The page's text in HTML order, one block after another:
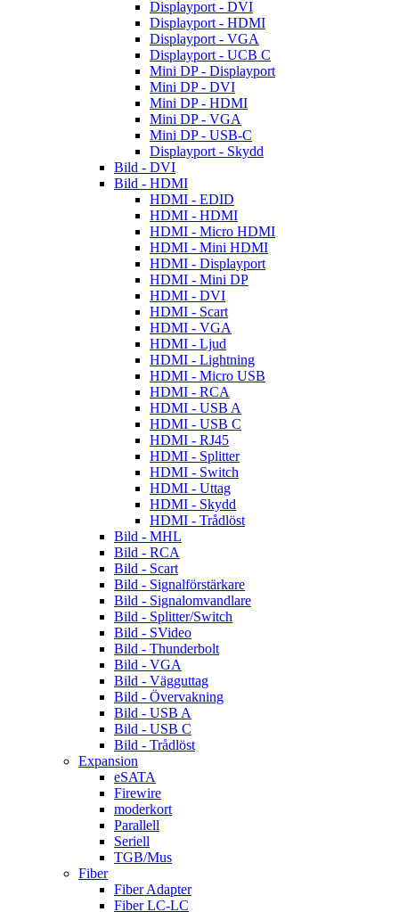
Displayport - DVI
Displayport - HDMI
Displayport - VGA
Displayport - UCB C
Mini DP - Displayport
Mini DP - DVI
Mini DP - HDMI
Mini DP - VGA
Mini DP - USB-C
Displayport - Skydd
Bild - DVI
Bild - HDMI
HDMI - EDID
HDMI - HDMI
HDMI - Micro HDMI
HDMI - Mini HDMI
HDMI - Displayport
HDMI - Mini DP
HDMI - DVI
HDMI - Scart
HDMI - VGA
HDMI - Ljud
HDMI - Lightning
HDMI - Micro USB
HDMI - RCA
HDMI - USB A
HDMI - USB C
HDMI - RJ45
HDMI - Splitter
HDMI - Switch
HDMI - Uttag
HDMI - Skydd
HDMI - Trådlöst
Bild - MHL
Bild - RCA
Bild - Scart
Bild - Signalförstärkare
Bild - Signalomvandlare
Bild - Splitter/Switch
Bild - SVideo
Bild - Thunderbolt
Bild - VGA
Bild - Vägguttag
Bild - Övervakning
Bild - USB A
Bild - USB C
Bild - Trådlöst
Expansion
eSATA
Firewire
moderkort
Parallell
Seriell
TGB/Mus
Fiber
Fiber Adapter
Fiber LC-LC